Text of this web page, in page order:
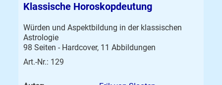
Klassische Horoskopdeutung
Würden und Aspektbildung in der klassischen
Astrologie
98 Seiten - Hardcover, 11 Abbildungen
Art.-Nr.: 129